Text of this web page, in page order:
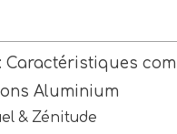
Caractéristiques
Aluminium
& Zénitude